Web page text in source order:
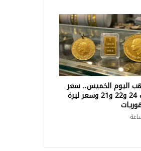
اليوم الخميس.. سعر
جرام ذهب 24 و22 و21 وسعر ليرة